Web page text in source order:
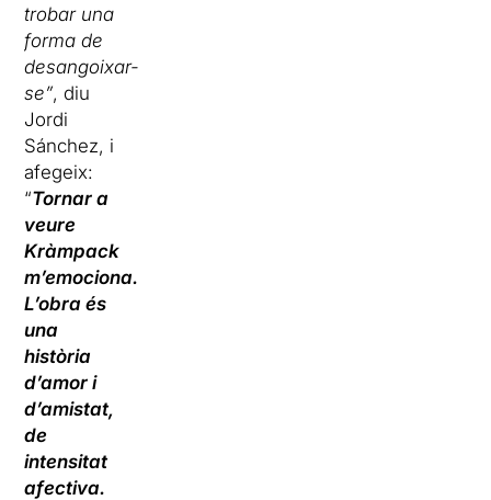
trobar una
forma de
desangoixar-
se”, diu
Jordi
Sánchez, i
afegeix:
“Tornar a
veure
Kràmpack
m’emociona.
L’obra és
una
història
d’amor i
d’amistat,
de
intensitat
afectiva.